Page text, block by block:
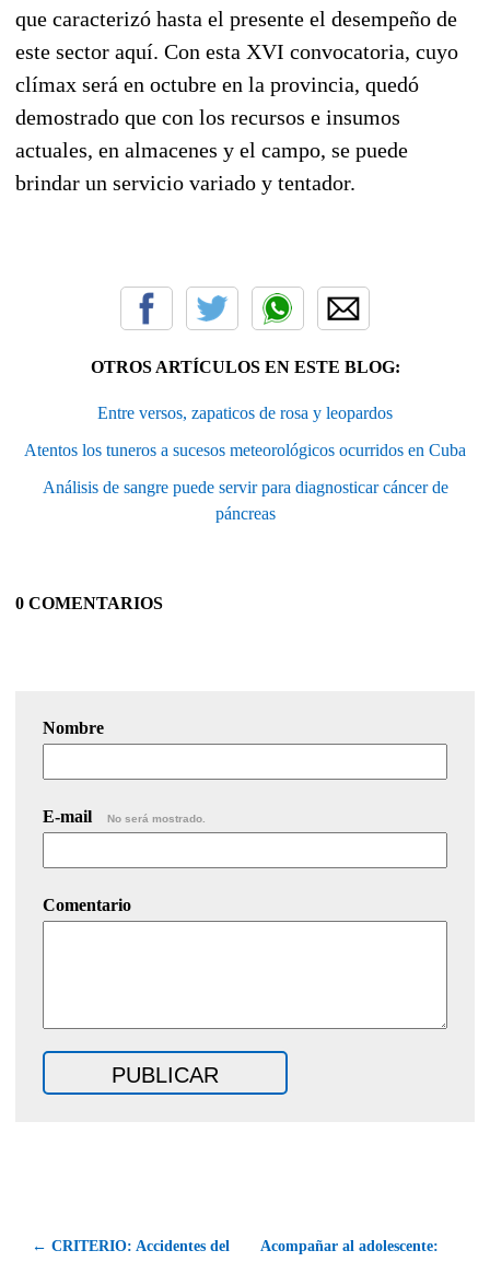
que caracterizó hasta el presente el desempeño de
este sector aquí. Con esta XVI convocatoria, cuyo
clímax será en octubre en la provincia, quedó
demostrado que con los recursos e insumos
actuales, en almacenes y el campo, se puede
brindar un servicio variado y tentador.
OTROS ARTÍCULOS EN ESTE BLOG:
Entre versos, zapaticos de rosa y leopardos
Atentos los tuneros a sucesos meteorológicos ocurridos en Cuba
Análisis de sangre puede servir para diagnosticar cáncer de
páncreas
0 COMENTARIOS
Nombre
E-mail No será mostrado.
Comentario
← CRITERIO: Accidentes del Acompañar al adolescente: